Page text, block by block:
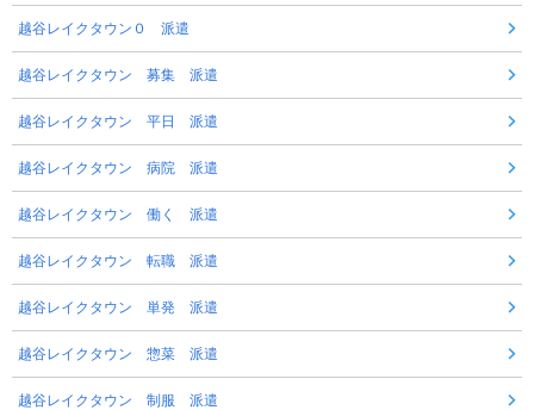
越谷レイクタウン０ 派遣
越谷レイクタウン 募集 派遣
越谷レイクタウン 平日 派遣
越谷レイクタウン 病院 派遣
越谷レイクタウン 働く 派遣
越谷レイクタウン 転職 派遣
越谷レイクタウン 単発 派遣
越谷レイクタウン 惣菜 派遣
越谷レイクタウン 制服 派遣